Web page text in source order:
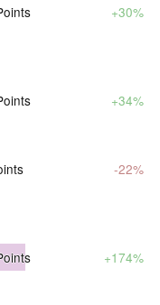
+30%
+34%
-22%
+174%